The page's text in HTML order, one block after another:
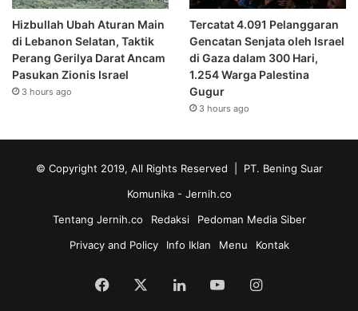
Hizbullah Ubah Aturan Main
di Lebanon Selatan, Taktik
Perang Gerilya Darat Ancam
Pasukan Zionis Israel
3 hours ago
Tercatat 4.091 Pelanggaran
Gencatan Senjata oleh Israel
di Gaza dalam 300 Hari,
1.254 Warga Palestina
Gugur
3 hours ago
© Copyright 2019, All Rights Reserved | PT. Bening Suar
Komunika - Jernih.co
Tentang Jernih.co
Redaksi
Pedoman Media Siber
Privacy and Policy
Info Iklan Menu Kontak
Facebook LinkedInYouTubeInstagram